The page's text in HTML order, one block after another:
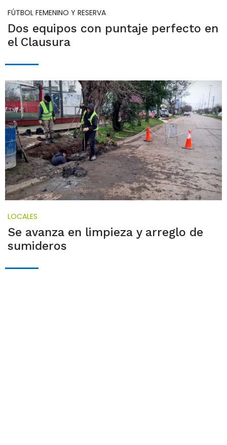
FÚTBOL FEMENINO Y RESERVA
Dos equipos con puntaje perfecto en
el Clausura
LOCALES
Se avanza en limpieza y arreglo de
sumideros